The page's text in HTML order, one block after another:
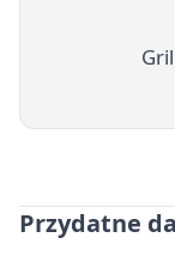
Przydatne